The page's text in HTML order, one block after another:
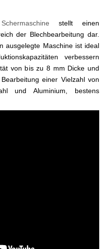
Schermaschine stellt einen
der Blechbearbeitung dar.
ausgelegte Maschine ist ideal
verbessern
von bis zu 8 mm Dicke und
einer Vielzahl von
und Aluminium, bestens